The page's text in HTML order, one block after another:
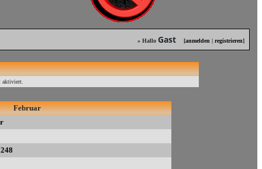
» Hallo Gast [anmelden | registrieren]
aktiviert.
Februar